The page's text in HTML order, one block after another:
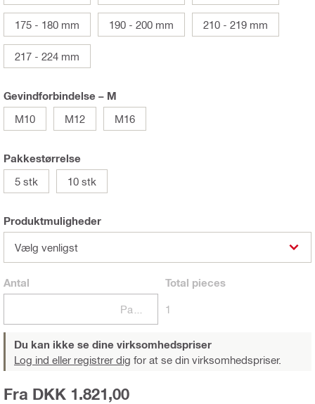
175 - 180 mm 190 - 200 mm 210 - 219 mm
217 - 224 mm
Gevindforbindelse – M
M10
M12 M16
Pakkestørrelse
5 stk
10 stk
Produktmuligheder
Vælg venligst
Antal Total pieces
1
Du kan ikke se dine virksomhedspriser
Log ind eller registrer dig for at se din virksomhedspriser.
Fra DKK 1.821,00